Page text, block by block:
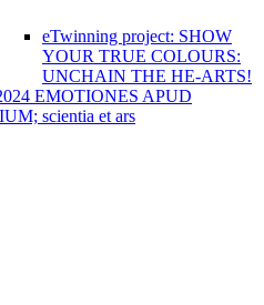
eTwinning project: SHOW
YOUR TRUE COLOURS:
UNCHAIN THE HE-ARTS!
EMOTIONES APUD
scientia et ars